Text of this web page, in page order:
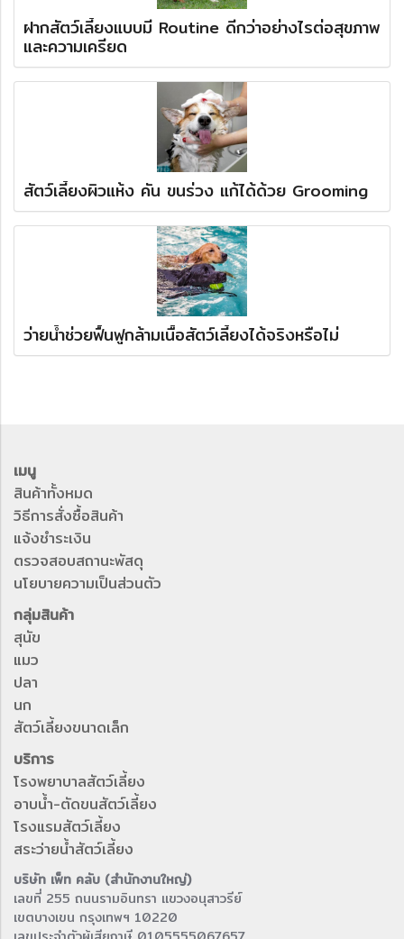
ฝากสัตว์เลี้ยงแบบมี Routine ดีกว่าอย่างไรต่อสุขภาพ
และความเครียด
สัตว์เลี้ยงผิวแห้ง คัน ขนร่วง แก้ได้ด้วย Grooming
ว่ายน้ำช่วยฟื้นฟูกล้ามเนื้อสัตว์เลี้ยงได้จริงหรือไม่
เมนู
สินค้าทั้งหมด
วิธีการสั่งซื้อสินค้า
แจ้งชำระเงิน
ตรวจสอบสถานะพัสดุ
นโยบายความเป็นส่วนตัว
กลุ่มสินค้า
สุนัข
แมว
ปลา
นก
สัตว์เลี้ยงขนาดเล็ก
บริการ
โรงพยาบาลสัตว์เลี้ยง
อาบน้ำ-ตัดขนสัตว์เลี้ยง
โรงแรมสัตว์เลี้ยง
สระว่ายน้ำสัตว์เลี้ยง
บริษัท เพ็ท คลับ (สำนักงานใหญ่)
เลขที่ 255 ถนนรามอินทรา แขวงอนุสาวรีย์
เขตบางเขน กรุงเทพฯ 10220